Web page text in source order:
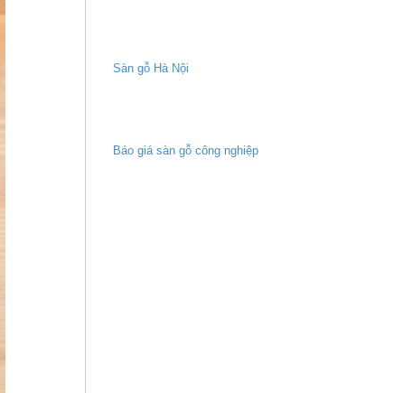
Sàn gỗ Hà Nội
Báo giá sàn gỗ công nghiệp